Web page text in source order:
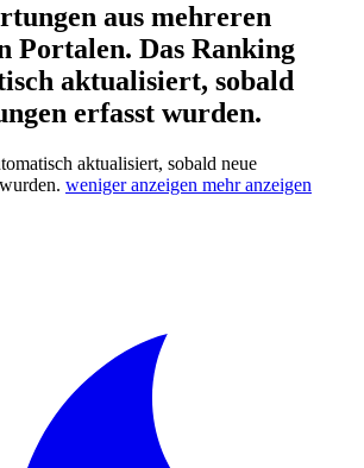
aus mehreren
Portalen. Das Ranking
aktualisiert, sobald
erfasst wurden.
aktualisiert, sobald neue
weniger anzeigen mehr anzeigen